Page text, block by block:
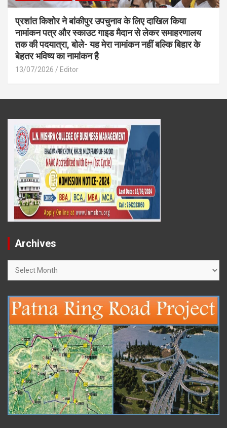
प्रशांत किशोर ने बांकीपुर उपचुनाव के लिए दाखिल किया
नामांकन पत्र और स्काउट गाइड मैदान से लेकर समाहरणालय
तक की पदयात्रा, बोले- यह मेरा नामांकन नहीं बल्कि बिहार के
बेहतर भविष्य का नामांकन है
13/07/2026 Editor
Archives